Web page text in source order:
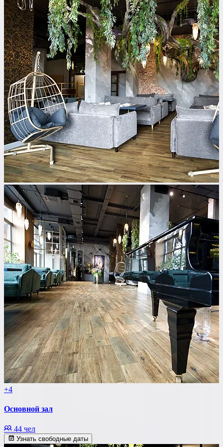
+4
Основной зал
44 чел
Узнать свободные даты